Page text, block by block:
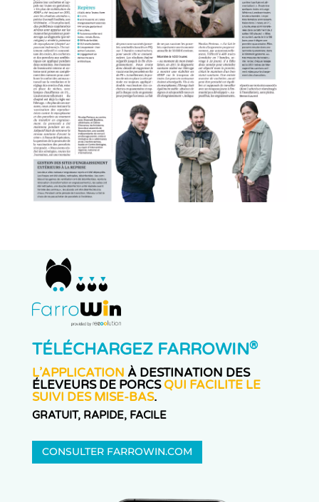
TÉLÉCHARGEZ FARROWIN®
L’APPLICATION À DESTINATION DES
ÉLEVEURS DE PORCSQUI FACILITE LE
SUIVI DES MISE-BAS.
GRATUIT, RAPIDE, FACILE
CONSULTER FARROWIN.COM